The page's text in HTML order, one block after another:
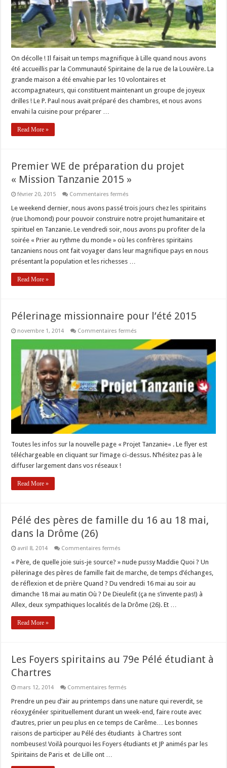
On décolle ! Il faisait un temps magnifique à Lille quand nous avons
été accueillis par la Communauté Spiritaine de la rue de la Louvière. La
grande maison a été envahie par les 10 volontaires et
accompagnateurs, qui constituent maintenant un groupe de joyeux
drilles ! Le P. Paul nous avait préparé des chambres, et nous avons
envahi la cuisine pour préparer …
Read More »
Premier WE de préparation du projet
« Mission Tanzanie 2015 »
février 20, 2015 Commentaires fermés
WE
préparation
du
projet
« Mission
2015 »
Le weekend dernier, nous avons passé trois jours chez les spiritains
(rue Lhomond) pour pouvoir construire notre projet humanitaire et
spirituel en Tanzanie. Le vendredi soir, nous avons pu profiter de la
soirée « Prier au rythme du monde » où les confrères spiritains
tanzaniens nous ont fait voyager dans leur magnifique pays en nous
présentant la population et les richesses …
Read More »
Pélerinage missionnaire pour l’été 2015
novembre 1, 2014 Commentaires fermés
missionnaire
pour
l’été
2015
Toutes les infos sur la nouvelle page « Projet Tanzanie« . Le flyer est
téléchargeable en cliquant sur l’image ci-dessus. N’hésitez pas à le
diffuser largement dans vos réseaux !
Read More »
Pélé des pères de famille du 16 au 18 mai,
dans la Drôme (26)
avril 8, 2014 Commentaires fermés
des
de
famille
du
16
au
18
« Père, de quelle joie suis-je source? » nude pussy Maddie Quoi ? Un
pèlerinage des pères de famille fait de marche, de temps d’échanges,
de réflexion et de prière Quand ? Du vendredi 16 mai au soir au
dimanche 18 mai au matin Où ? De Dieulefit (ça ne s’invente pas!) à
Allex, deux sympathiques localités de la Drôme (26). Et …
Read More »
Les Foyers spiritains au 79e Pélé étudiant à
Chartres
mars 12, 2014 Commentaires fermés
Foyers
au
79e
Pélé
étudiant
Chartres
Prendre un peu d’air au printemps dans une nature qui reverdit, se
réoxygénéer spirituellement durant un week-end, faire route avec
d’autres, prier un peu plus en ce temps de Carême… Les bonnes
raisons de participer au Pélé des étudiants à Chartres sont
nombeuses! Voilà pourquoi les Foyers étudiants et JP animés par les
Spiritains de Paris et de Lille ont …